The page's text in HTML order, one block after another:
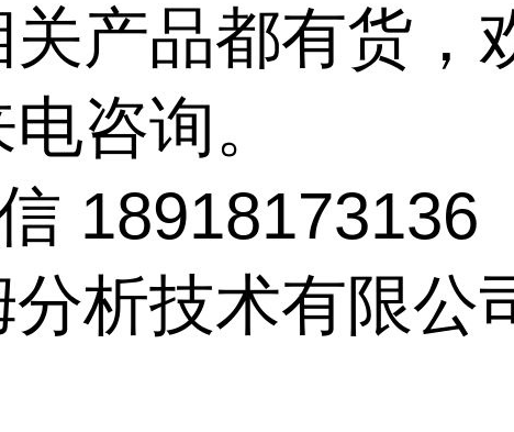
产品都有货，
咨询。
18918173136
析技术有限公